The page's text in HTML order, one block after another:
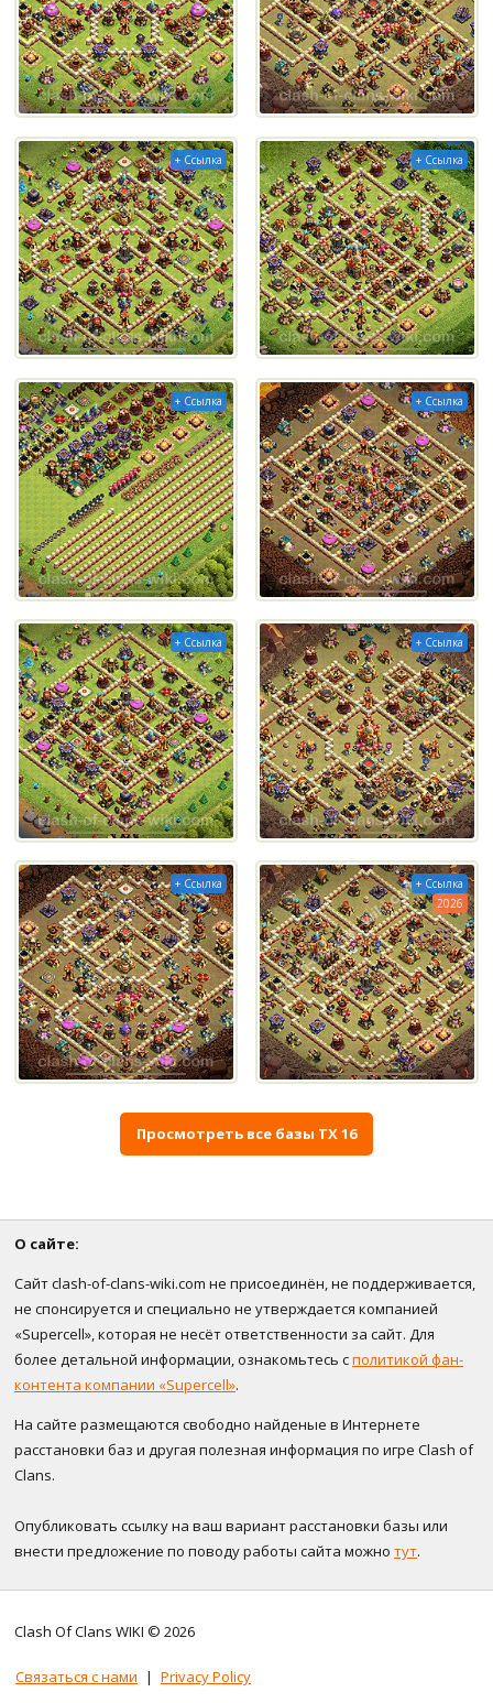
+ Ссылка + Ссылка
+ Ссылка + Ссылка
+ Ссылка + Ссылка
+ Ссылка
+ Ссылка
2026
Просмотреть все базы ТХ 16
О сайте:
Сайт clash-of-clans-wiki.com не присоединён, не поддерживается,
не спонсируется и специально не утверждается компанией
«Supercell», которая не несёт ответственности за сайт. Для
более детальной информации, ознакомьтесь сполитикой фан-
контента компании «Supercell».
На сайте размещаются свободно найденые в Интернете
расстановки баз и другая полезная информация по игре Clash of
Clans.
Опубликовать ссылку на ваш вариант расстановки базы или
внести предложение по поводу работы сайта можно тут.
Clash Of Clans WIKI © 2026
Связаться с нами | Privacy Policy